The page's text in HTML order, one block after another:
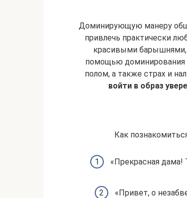
Доминирующую манеру
привлечь практически
красивыми барышнями,
помощью
полом, а также страх и
войти в образ
Как
«Прекрасная
«Привет, о